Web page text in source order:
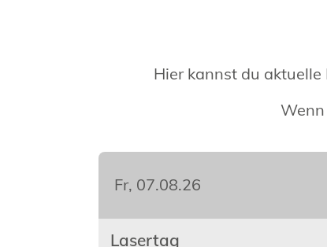
Hier kannst du
Fr, 07.08.26
Lasertag